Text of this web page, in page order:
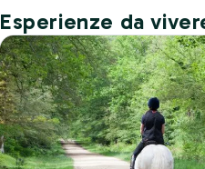
Esperienze da